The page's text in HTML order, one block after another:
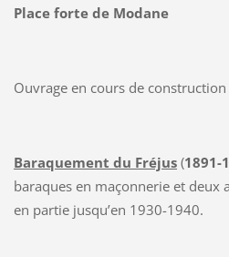
Place forte de Modane
Ouvrage en cours de construction
Baraquement du Fréjus(1891-
baraques en maçonnerie et deux
en partie jusqu’en 1930-1940.